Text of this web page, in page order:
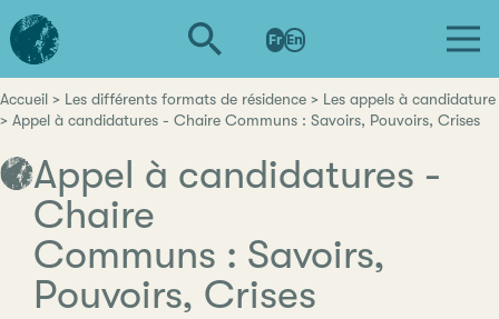
Aller
au
contenu
L'institut
d'études
avancées
de
Nantes
Fr En
Fil
d'Ariane
Accueil Les différents formats de résidence
Les appels à candidature
Appel à candidatures - Chaire Communs : Savoirs, Pouvoirs, Crises
Appel à candidatures -
Chaire
Communs : Savoirs,
Pouvoirs, Crises